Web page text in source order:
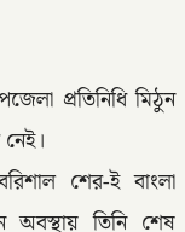
প্রতিনিধি মিঠুন
শের-ই বাংলা
অবস্থায় তিনি শেষ